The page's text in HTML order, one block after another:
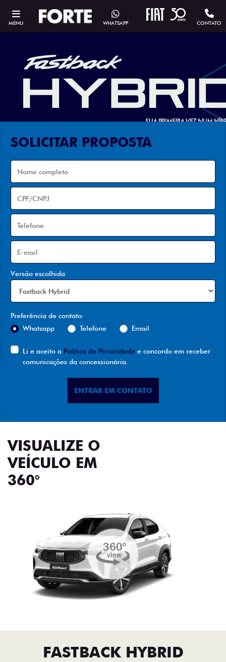
MENU CONTATO
WHATSAPP
SOLICITAR PROPOSTA
Versão escolhida
Preferência de contato:
Whatsapp
Telefone Email
Li e aceito a Política de Privacidade e concordo em receber
comunicações da concessionária.
ENTRAR EM CONTATO
VISUALIZE O
VEÍCULO EM
360°
FASTBACK HYBRID